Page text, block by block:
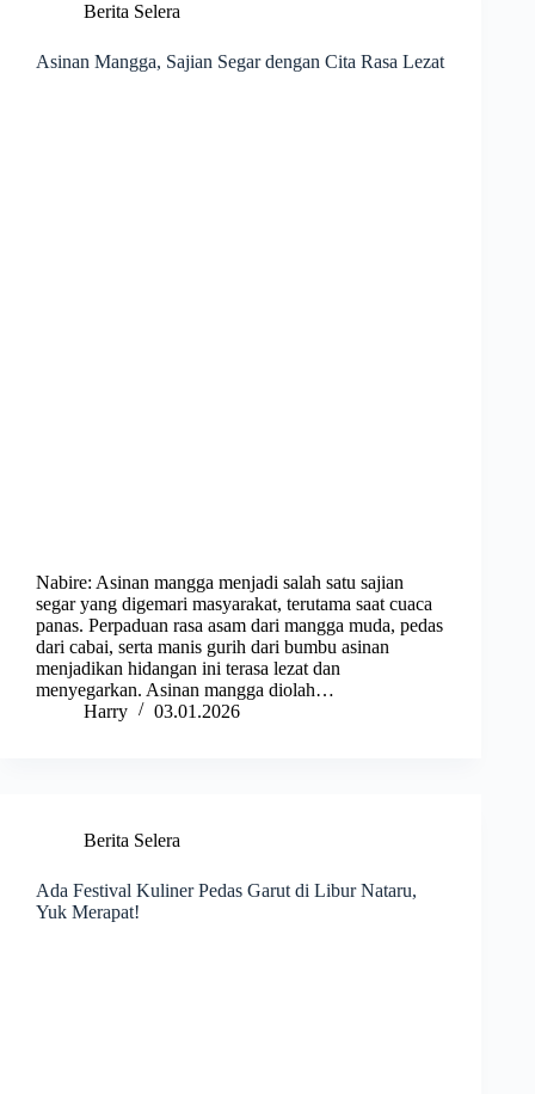
Berita Selera
Asinan Mangga, Sajian Segar dengan Cita Rasa Lezat
Nabire: Asinan mangga menjadi salah satu sajian
segar yang digemari masyarakat, terutama saat cuaca
panas. Perpaduan rasa asam dari mangga muda, pedas
dari cabai, serta manis gurih dari bumbu asinan
menjadikan hidangan ini terasa lezat dan
menyegarkan. Asinan mangga diolah…
Harry
03.01.2026
Berita Selera
Ada Festival Kuliner Pedas Garut di Libur Nataru,
Yuk Merapat!